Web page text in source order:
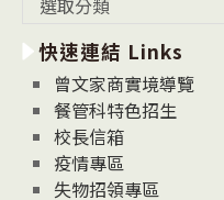
消
息
News
選取分類
快速連結 Links
曾文家商實境導覽
餐管科特色招生
校長信箱
疫情專區
失物招領專區